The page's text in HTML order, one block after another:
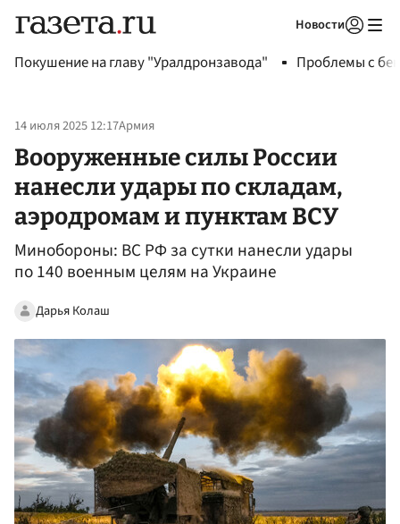
Новости
Покушение на главу "Уралдронзавода" Проблемы с
14 июля 2025 12:17Армия
Вооруженные силы России
нанесли удары по складам,
аэродромам и пунктам ВСУ
Минобороны: ВС РФ за сутки нанесли удары
по 140 военным целям на Украине
Дарья Колаш